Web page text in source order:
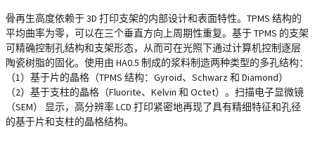
骨再生高度依赖于 3D 打印支架的内部设计和表面特性。TPMS 结构的
平均曲率为零，可以在三个垂直方向上周期性重复。基于 TPMS 的支架
可精确控制孔结构和支架形态，从而可在光照下通过计算机控制逐层
陶瓷树脂的固化。使用由 HA0.5 制成的浆料制造两种类型的多孔结构：
（1）基于片的晶格（TPMS 结构：Gyroid、Schwarz 和 Diamond）
（2）基于支柱的晶格（Fluorite、Kelvin 和 Octet）。扫描电子显微镜
（SEM） 显示，高分辨率 LCD 打印紧密地再现了具有精细特征和孔径
的基于片和支柱的晶格结构。